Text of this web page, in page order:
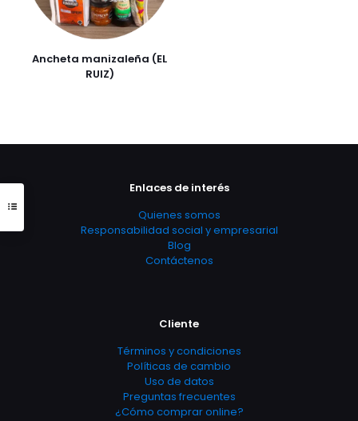
Ancheta manizaleña (EL
RUIZ)
Enlaces de interés
Quienes somos
Responsabilidad social y empresarial
Blog
Contáctenos
Cliente
Términos y condiciones
Políticas de cambio
Uso de datos
Preguntas frecuentes
¿Cómo comprar online?